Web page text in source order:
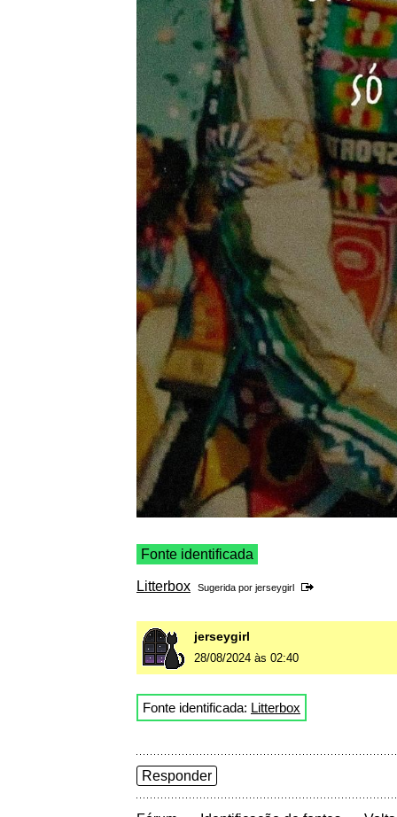
Fonte identificada
Litterbox Sugerida por jerseygirl
jerseygirl
28/08/2024 às 02:40
Fonte identificada: Litterbox
Responder